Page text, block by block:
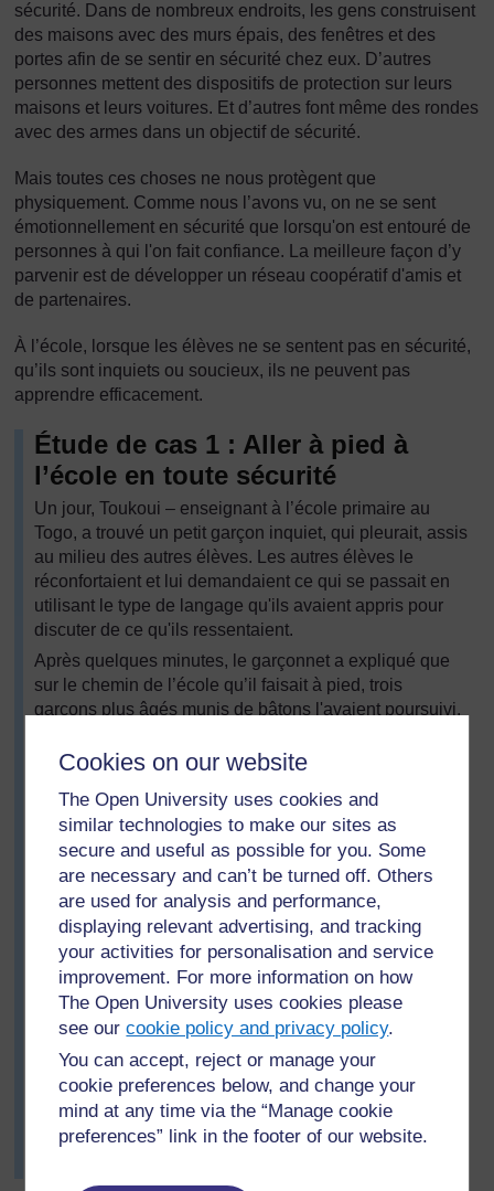
Cookies on our website
The Open University uses cookies and
similar technologies to make our sites as
secure and useful as possible for you. Some
are necessary and can’t be turned off. Others
are used for analysis and performance,
displaying relevant advertising, and tracking
your activities for personalisation and service
improvement. For more information on how
The Open University uses cookies please
see ourcookie policy and privacy policy.
You can accept, reject or manage your
cookie preferences below, and change your
mind at any time via the “Manage cookie
preferences” link in the footer of our website.
sécurité. Dans de nombreux endroits, les gens construisent
des maisons avec des murs épais, des fenêtres et des
portes afin de se sentir en sécurité chez eux. D’autres
personnes mettent des dispositifs de protection sur leurs
maisons et leurs voitures. Et d’autres font même des rondes
avec des armes dans un objectif de sécurité.
Mais toutes ces choses ne nous protègent que
physiquement. Comme nous l’avons vu, on ne se sent
émotionnellement en sécurité que lorsqu'on est entouré de
personnes à qui l'on fait confiance. La meilleure façon d’y
parvenir est de développer un réseau coopératif d'amis et
de partenaires.
À l’école, lorsque les élèves ne se sentent pas en sécurité,
qu’ils sont inquiets ou soucieux, ils ne peuvent pas
apprendre efficacement.
Étude de cas 1 : Aller à pied à
l’école en toute sécurité
Un jour, Toukoui – enseignant à l’école primaire au
Togo, a trouvé un petit garçon inquiet, qui pleurait, assis
au milieu des autres élèves. Les autres élèves le
réconfortaient et lui demandaient ce qui se passait en
utilisant le type de langage qu'ils avaient appris pour
discuter de ce qu'ils ressentaient.
Après quelques minutes, le garçonnet a expliqué que
sur le chemin de l’école qu’il faisait à pied, trois
garçons plus âgés munis de bâtons l'avaient poursuivi,
cartable et ses chaussures. Il s’était enfui pour se
Avec l’aide des autres élèves, Toukoui a calmé le
garçon en lui expliquant qu’il était maintenant en
sécurité. Ils lui ont dit que maintenant il était à l’école, et
que les garçons n’entreraient pas dans l’école. Et
aussi, que son enseignant était avec lui, et qu’il les
empêcherait de l’embêter. Il était entouré de ses amis
qui, eux, le protégeraient.
Après l’école, ses amis l'ont accompagné à pied jusque
chez lui et ont discuté de ce qui s'était passé avec sa
famille et ses voisins.
Le jour suivant, Toukoui a décidé d'organiser une autre
discussion avec ses élèves à propos de la sensation
d'être sécurisé et en sécurité, et de la manière de
s’aider les uns les autres. Activity text in paragraphs or